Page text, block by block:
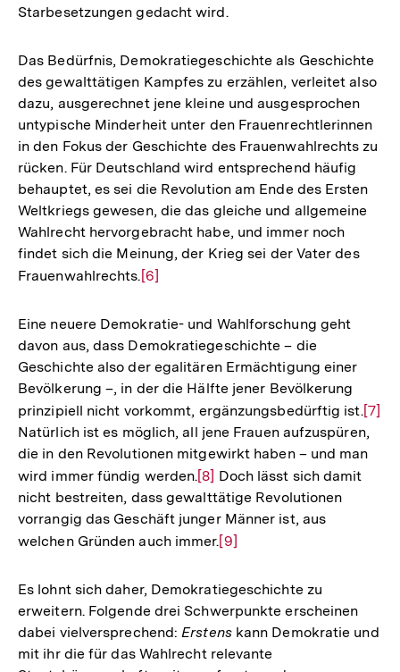
Starbesetzungen gedacht wird.
Das Bedürfnis, Demokratiegeschichte als Geschichte
des gewalttätigen Kampfes zu erzählen, verleitet also
dazu, ausgerechnet jene kleine und ausgesprochen
untypische Minderheit unter den Frauenrechtlerinnen
in den Fokus der Geschichte des Frauenwahlrechts zu
rücken. Für Deutschland wird entsprechend häufig
behauptet, es sei die Revolution am Ende des Ersten
Weltkriegs gewesen, die das gleiche und allgemeine
Wahlrecht hervorgebracht habe, und immer noch
findet sich die Meinung, der Krieg sei der Vater des
Frauenwahlrechts.Zur
der
Fußnote
[6]
Eine neuere Demokratie- und Wahlforschung geht
davon aus, dass Demokratiegeschichte – die
Geschichte also der egalitären Ermächtigung einer
Bevölkerung –, in der die Hälfte jener Bevölkerung
prinzipiell nicht vorkommt, ergänzungsbedürftig ist.Zur
der
[7]
Natürlich ist es möglich, all jene Frauen aufzuspüren,
die in den Revolutionen mitgewirkt haben – und man
wird immer fündig werden.Zur
Auflösung
der
Fußnote
[8] Doch lässt sich damit
nicht bestreiten, dass gewalttätige Revolutionen
vorrangig das Geschäft junger Männer ist, aus
welchen Gründen auch immer.Zur
der
Fußnote
[9]
Es lohnt sich daher, Demokratiegeschichte zu
erweitern. Folgende drei Schwerpunkte erscheinen
dabei vielversprechend:Erstenskann Demokratie und
mit ihr die für das Wahlrecht relevante